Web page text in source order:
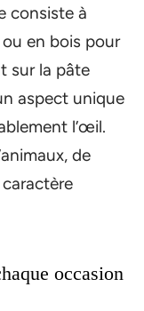
consiste à
en bois pour
sur la pâte
aspect unique
l’œil.
de
occasion